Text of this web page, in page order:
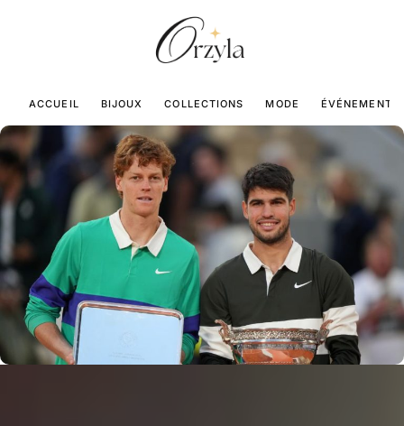
ACCUEIL BIJOUX COLLECTIONS MODE ÉVÉNEMENTS